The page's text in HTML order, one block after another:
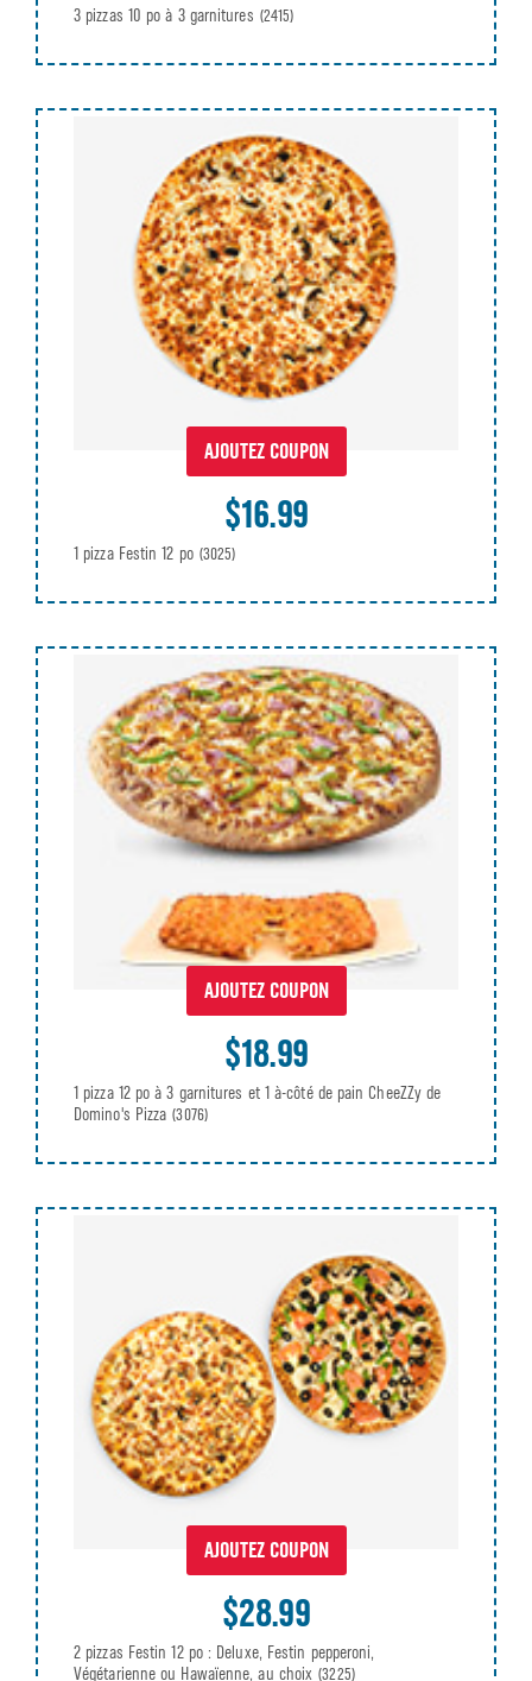
3 pizzas 10 po à 3 garnitures (2415)
AJOUTEZ COUPON
$16.99
1 pizza Festin 12 po (3025)
AJOUTEZ COUPON
$18.99
1 pizza 12 po à 3 garnitures et 1 à-côté de pain CheeZZy de
Domino's Pizza (3076)
AJOUTEZ COUPON
$28.99
2 pizzas Festin 12 po : Deluxe, Festin pepperoni,
Végétarienne ou Hawaïenne, au choix (3225)